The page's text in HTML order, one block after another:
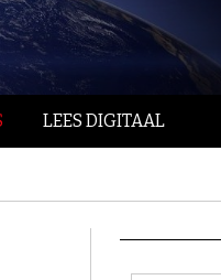
LEES DIGITAAL